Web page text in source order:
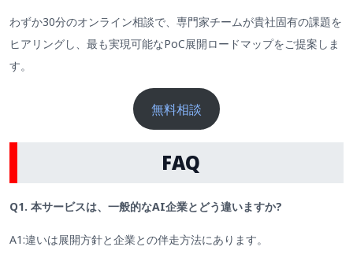
わずか30分のオンライン相談で、専門家チームが貴社固有の課題を
ヒアリングし、最も実現可能なPoC展開ロードマップをご提案しま
す。
無料相談
FAQ
Q1. 本サービスは、一般的なAI企業とどう違いますか?
A1:違いは展開方針と企業との伴走方法にあります。